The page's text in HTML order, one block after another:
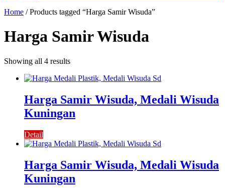
Home / Products tagged “Harga Samir Wisuda”
Harga Samir Wisuda
Showing all 4 results
Harga Samir Wisuda, Medali Wisuda
Kuningan
Detail
Harga Samir Wisuda, Medali Wisuda
Kuningan